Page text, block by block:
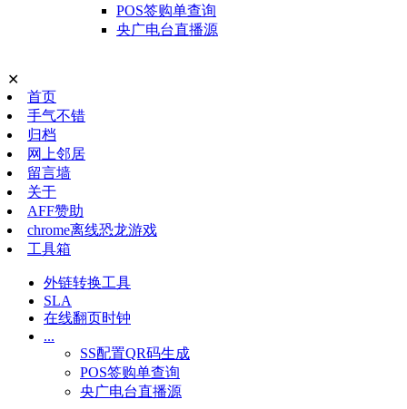
POS签购单查询
央广电台直播源
✕
首页
手气不错
归档
网上邻居
留言墙
关于
AFF赞助
chrome离线恐龙游戏
工具箱
外链转换工具
SLA
在线翻页时钟
...
SS配置QR码生成
POS签购单查询
央广电台直播源